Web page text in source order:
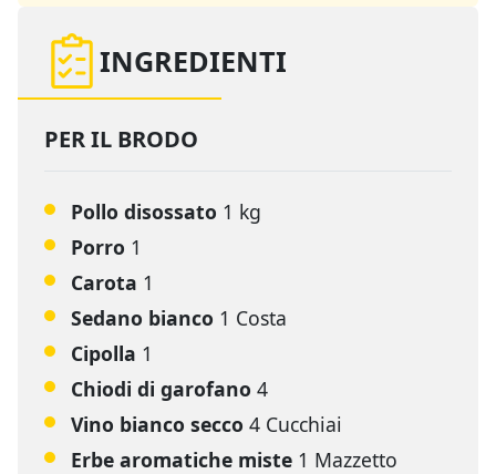
INGREDIENTI
PER IL BRODO
Pollo disossato 1 kg
Porro 1
Carota 1
Sedano bianco 1 Costa
Cipolla 1
Chiodi di garofano 4
Vino bianco secco 4 Cucchiai
Erbe aromatiche miste 1 Mazzetto